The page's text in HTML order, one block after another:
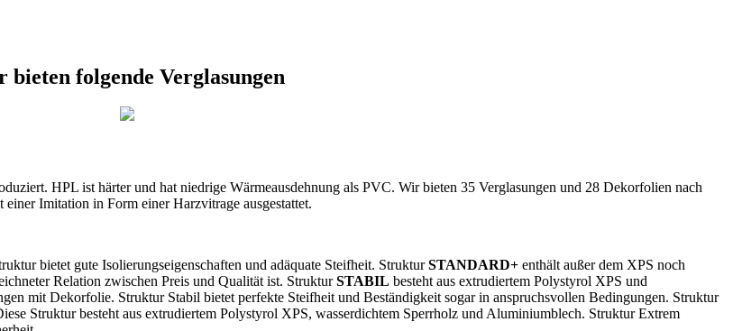
bieten folgende Verglasungen
HPL ist härter und hat niedrige Wärmeausdehnung als PVC. Wir bieten 35 Verglasungen und 28 Dekorfolien nach
Imitation in Form einer Harzvitrage ausgestattet.
bietet gute Isolierungseigenschaften und adäquate Steifheit. StrukturSTANDARD+ enthält außer dem XPS noch
Relation zwischen Preis und Qualität ist. StrukturSTABIL besteht aus extrudiertem Polystyrol XPS und
mit Dekorfolie. Struktur Stabil bietet perfekte Steifheit und Beständigkeit sogar in anspruchsvollen Bedingungen. Struktur
Struktur besteht aus extrudiertem Polystyrol XPS, wasserdichtem Sperrholz und Aluminiumblech. Struktur Extrem